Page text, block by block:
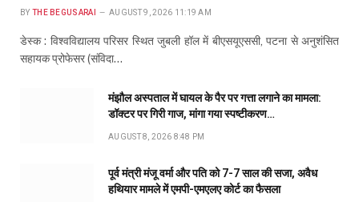
BY THE BEGUSARAI AUGUST 9, 2026 11:19 AM
डेस्क : विश्वविद्यालय परिसर स्थित जुबली हॉल में बीएसयूएससी, पटना से अनुशंसित
सहायक प्रोफेसर (संविदा…
मंझौल अस्पताल में घायल के पैर पर गत्ता लगाने का मामला:
डॉक्टर पर गिरी गाज, मांगा गया स्पष्टीकरण…
AUGUST 8, 2026 8:48 PM
पूर्व मंत्री मंजू वर्मा और पति को 7-7 साल की सजा, अवैध
हथियार मामले में एमपी-एमएलए कोर्ट का फैसला